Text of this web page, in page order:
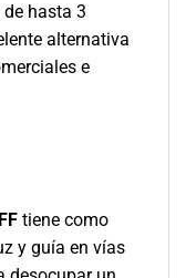
hasta 3
alternativa
e
tiene como
y guía en vías